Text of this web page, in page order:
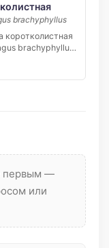
brachyphyllus
коротколистная
brachyphyllus)
первым —
или